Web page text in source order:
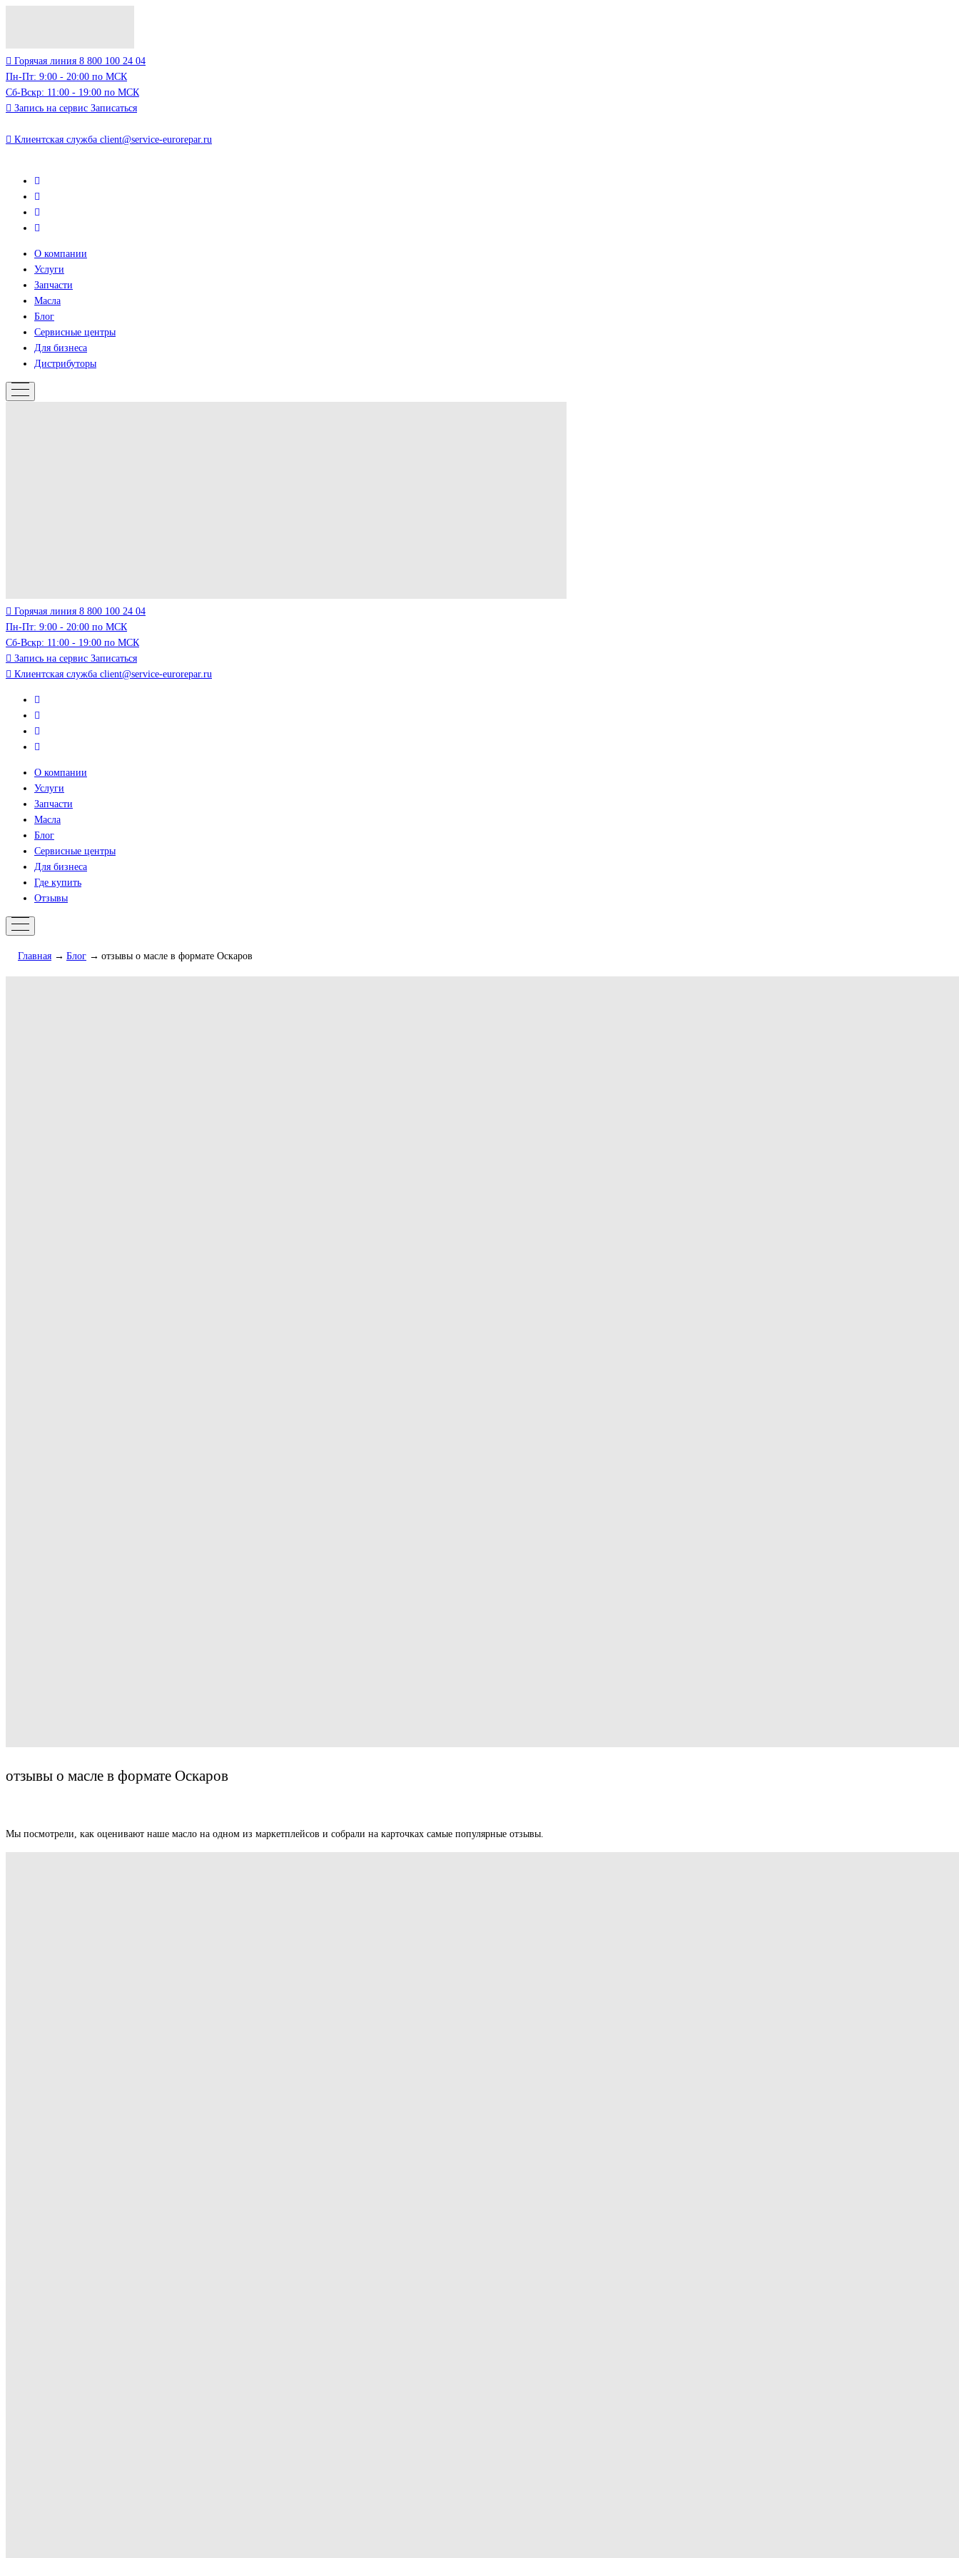
Горячая линия 8 800 100 24 04
Пн-Пт: 9:00 - 20:00 по МСК
Сб-Вскр: 11:00 - 19:00 по МСК
Запись на сервис Записаться
Клиентская служба client@service-eurorepar.ru
О компании
Услуги
Запчасти
Масла
Блог
Сервисные центры
Для бизнеса
Дистрибуторы
Горячая линия 8 800 100 24 04
Пн-Пт: 9:00 - 20:00 по МСК
Сб-Вскр: 11:00 - 19:00 по МСК
Запись на сервис Записаться
Клиентская служба client@service-eurorepar.ru
О компании
Услуги
Запчасти
Масла
Блог
Сервисные центры
Для бизнеса
Где купить
Отзывы
Главная Блог отзывы о масле в формате Оскаров
отзывы о масле в формате Оскаров
Мы посмотрели, как оценивают наше масло на одном из маркетплейсов и собрали на карточках самые популярные отзывы.